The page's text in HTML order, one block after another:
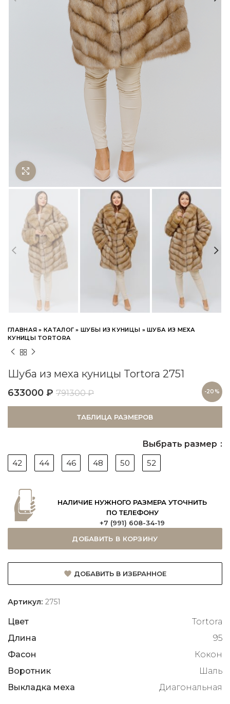
Нажмите чтобы увеличить
ГЛАВНАЯ »КАТАЛОГ »ШУБЫ ИЗ КУНИЦЫ »ШУБА ИЗ МЕХА
КУНИЦЫ TORTORA
Шуба из меха куницы Tortora 2751
633000 ₽ 791300₽ -20%
ТАБЛИЦА РАЗМЕРОВ
Выбрать размер
42
44 46 48 50 52
НАЛИЧИЕ НУЖНОГО РАЗМЕРА УТОЧНИТЬ
ПО ТЕЛЕФОНУ
+7 (991) 608-34-19
ДОБАВИТЬ В КОРЗИНУ
ДОБАВИТЬ В ИЗБРАННОЕ
Артикул: 2751
Цвет
Tortora
Длина
95
Фасон
Кокон
Воротник
Шаль
Выкладка меха
Диагональная